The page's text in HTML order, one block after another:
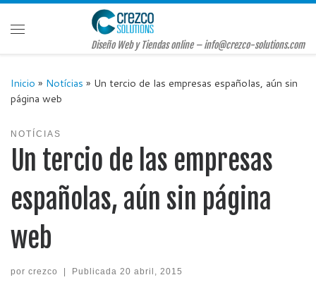
Saltar al contenido
Diseño Web y Tiendas online – info@crezco-solutions.com
Inicio » Notícias » Un tercio de las empresas españolas, aún sin
página web
NOTÍCIAS
Un tercio de las empresas
españolas, aún sin página
web
por crezco Publicada 20 abril, 2015